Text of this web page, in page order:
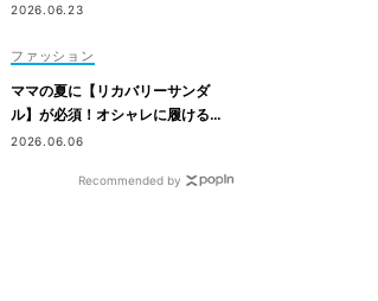
2026.06.23
ファッション
ママの夏に【リカバリーサンダ
ル】が必須！オシャレに履ける最
旬7選
2026.06.06
Recommended by